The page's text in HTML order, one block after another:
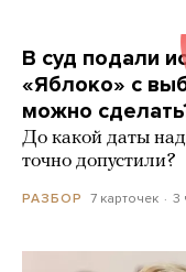
В суд подали
«Яблоко» с
можно
До какой даты
точно допустили?
РАЗБОР 7 карточек 3